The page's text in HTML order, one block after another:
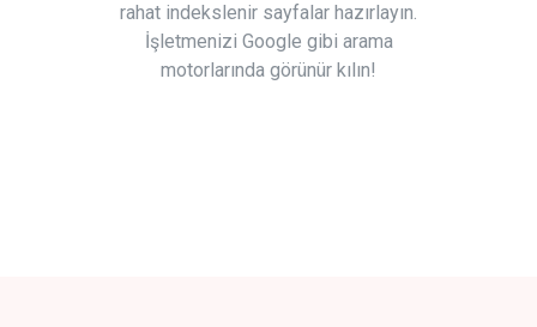
rahat indekslenir sayfalar hazırlayın.
İşletmenizi Google gibi arama
motorlarında görünür kılın!